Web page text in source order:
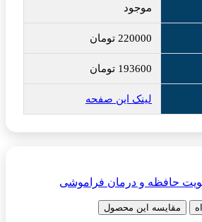
موجود
220000 تومان
193600 تومان
لینک این صفحه
مقایسه این محصول